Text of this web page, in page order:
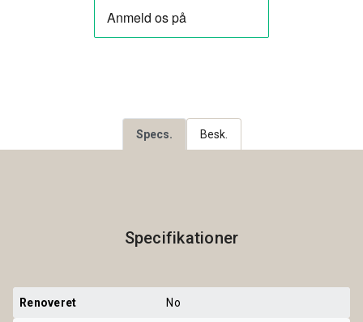
Specs. Besk.
Specifikationer
Renoveret No